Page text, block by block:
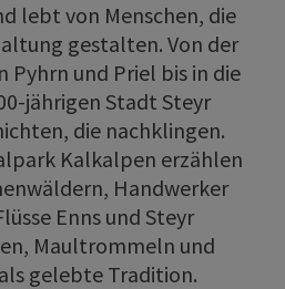
lebt von Menschen, die
gestalten. Von der
Pyhrn und Priel bis in die
jährigen Stadt Steyr
die nachklingen.
Kalkalpen erzählen
Handwerker
Enns und Steyr
Maultrommeln und
gelebte Tradition.